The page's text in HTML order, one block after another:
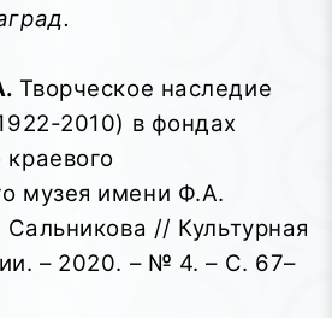
Творческое наследие
2010) в фондах
музея имени Ф.А.
// Культурная
– 2020. – № 4. – С. 67–